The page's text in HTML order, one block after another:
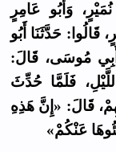
وَأَبُو عَامِرٍ
قَالُوا: حَدَّثَنَا أَبُو
مُوسَى، قَالَ:
فَلَمَّا حُدِّثَ
قَالَ: «إِنَّ هَذِهِ
عَنْكُمْ»